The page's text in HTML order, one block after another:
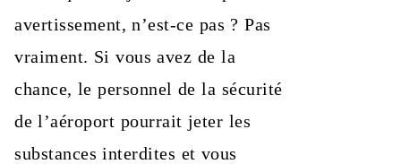
avertissement, n’est-ce pas ? Pas
vraiment. Si vous avez de la
chance, le personnel de la sécurité
de l’aéroport pourrait jeter les
substances interdites et vous